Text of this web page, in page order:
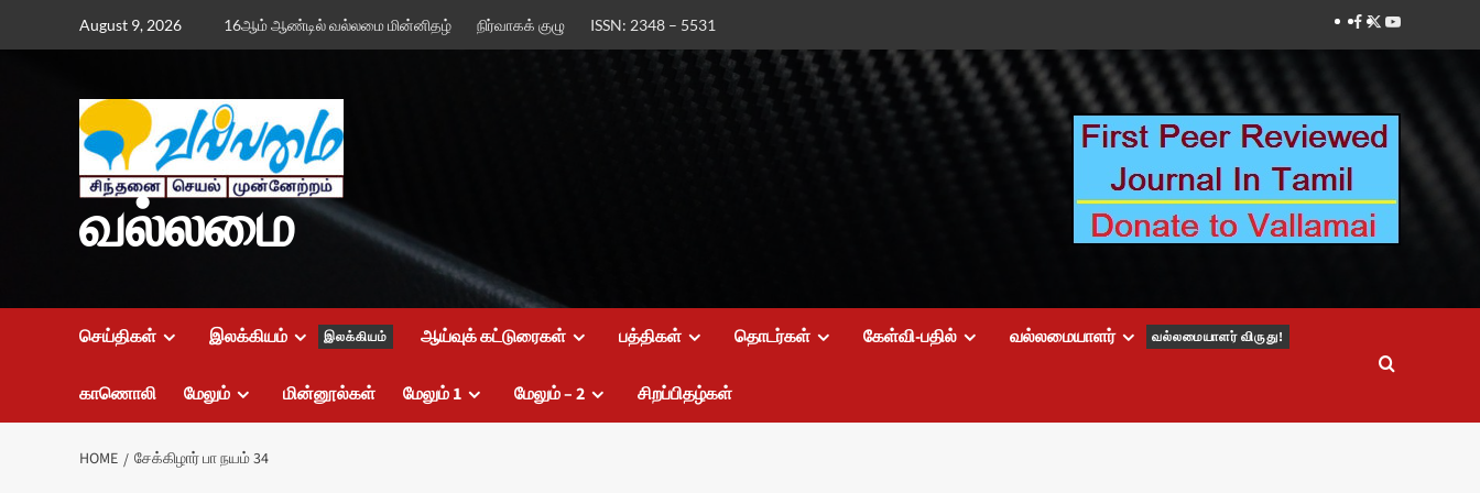
August 9, 2026 16ஆம் ஆண்டில் வல்லமை மின்னிதழ் நிர்வாகக் குழு ISSN: 2348 – 5531 Facebook
TwitterYoutube
வல்லமை
செய்திகள் இலக்கியம் இலக்கியம் ஆய்வுக் கட்டுரைகள் பத்திகள் தொடர்கள் கேள்வி-பதில் வல்லமையாளர் வல்லமையாளர் விருது!
காணொலி மேலும் மின்னூல்கள் மேலும் 1 மேலும் – 2 சிறப்பிதழ்கள்
HOME சேக்கிழார் பா நயம் 34